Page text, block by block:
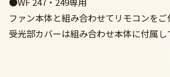
ファン本体と組み合わせてリモコンをご
受光部カバーは組み合わせ本体に付属し